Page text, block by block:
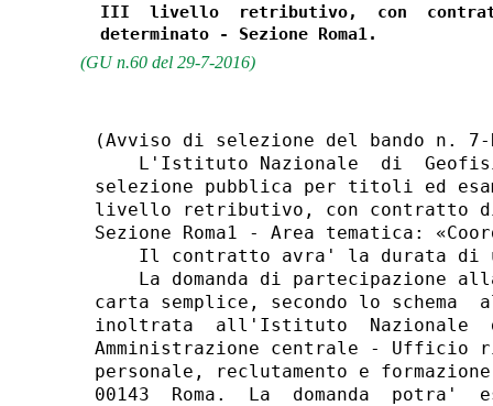
III  livello  retributivo,  con
(GU n.60 del 29-7-2016)
(Avviso di selezione del bando n. 7-
L'Istituto Nazionale  di
selezione pubblica per titoli ed
livello retributivo, con contratto
Sezione Roma1 - Area tematica:
Il contratto avra' la durata
La domanda di partecipazione
carta semplice, secondo lo schema
inoltrata  all'Istituto  Nazionale
Amministrazione centrale - Ufficio
personale, reclutamento e
00143  Roma.  La  domanda  potra'